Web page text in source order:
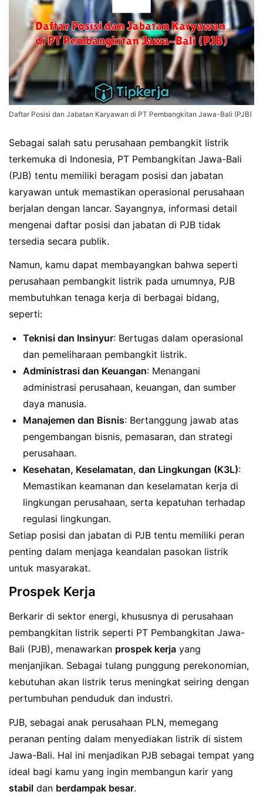
Daftar Posisi dan Jabatan Karyawan di PT Pembangkitan Jawa-Bali (PJB)
Sebagai salah satu perusahaan pembangkit listrik
terkemuka di Indonesia, PT Pembangkitan Jawa-Bali
(PJB) tentu memiliki beragam posisi dan jabatan
karyawan untuk memastikan operasional perusahaan
berjalan dengan lancar. Sayangnya, informasi detail
mengenai daftar posisi dan jabatan di PJB tidak
tersedia secara publik.
Namun, kamu dapat membayangkan bahwa seperti
perusahaan pembangkit listrik pada umumnya, PJB
membutuhkan tenaga kerja di berbagai bidang,
seperti:
Teknisi dan Insinyur: Bertugas dalam operasional
dan pemeliharaan pembangkit listrik.
Administrasi dan Keuangan: Menangani
administrasi perusahaan, keuangan, dan sumber
daya manusia.
Manajemen dan Bisnis: Bertanggung jawab atas
pengembangan bisnis, pemasaran, dan strategi
perusahaan.
Kesehatan, Keselamatan, dan Lingkungan (K3L):
Memastikan keamanan dan keselamatan kerja di
lingkungan perusahaan, serta kepatuhan terhadap
regulasi lingkungan.
Setiap posisi dan jabatan di PJB tentu memiliki peran
penting dalam menjaga keandalan pasokan listrik
untuk masyarakat.
Prospek Kerja
Berkarir di sektor energi, khususnya di perusahaan
pembangkitan listrik seperti PT Pembangkitan Jawa-
Bali (PJB), menawarkan prospek kerja yang
menjanjikan. Sebagai tulang punggung perekonomian,
kebutuhan akan listrik terus meningkat seiring dengan
pertumbuhan penduduk dan industri.
PJB, sebagai anak perusahaan PLN, memegang
peranan penting dalam menyediakan listrik di sistem
Jawa-Bali. Hal ini menjadikan PJB sebagai tempat yang
ideal bagi kamu yang ingin membangun karir yang
stabil dan berdampak besar.